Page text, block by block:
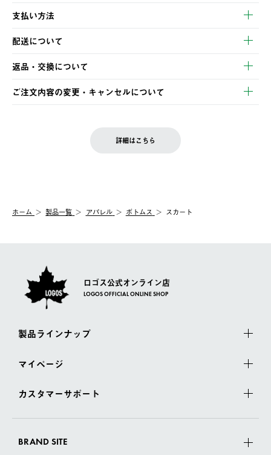
支払い方法
以下のいずれかの方法でお支払いいただけます。
・クレジットカード決済
・コンビニ決済
・Pay-easy決済
配送について
【発送スケジュール】
ご注文・ご入金完了より2営業日以内に商品を発送いたします。
土日祝の発送はございませんので、木曜日以降のご注文は週明け
の発送となる場合がございます。
【配送業者】
佐川急便にて配送されます。
返品・交換について
※お客様都合の場合
お客様都合の返品にかかる送料は、お客様ご負担とさせていただ
一度お手元の商品を返品いただき、ご希望商品を再注文してくだ
ご注文内容の変更・キャンセルについて
LOGOS FAMILY会員の方は、会員マイページ内 購入履歴画面に
詳細はこちら
ホーム 製品一覧 アパレル ボトムス スカート
ロゴス公式オンライン店
LOGOS OFFICIAL ONLINE SHOP
製品ラインナップ
マイページ
カスタマーサポート
BRAND SITE